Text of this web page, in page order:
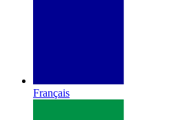
Français